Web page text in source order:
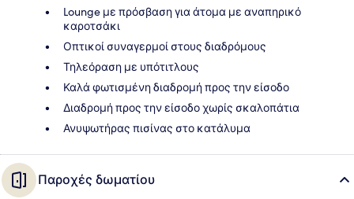
Lounge με πρόσβαση για άτομα με αναπηρικό
καροτσάκι
Οπτικοί συναγερμοί στους διαδρόμους
Τηλεόραση με υπότιτλους
Καλά φωτισμένη διαδρομή προς την είσοδο
Διαδρομή προς την είσοδο χωρίς σκαλοπάτια
Ανυψωτήρας πισίνας στο κατάλυμα
Παροχές δωματίου